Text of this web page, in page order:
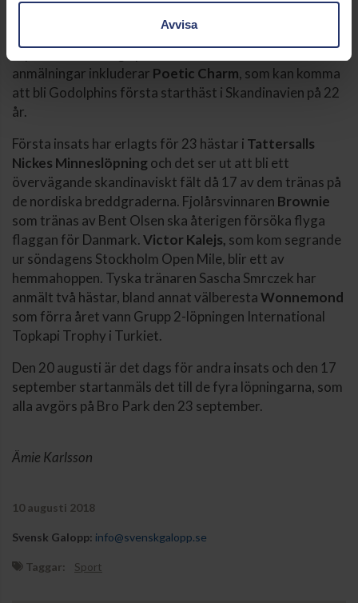
Avvisa
High As A Kite,som också kan komma att
representera Norge på Bro Park. Nio brittiska
anmälningar inkluderar Poetic Charm, som kan komma
att bli Godolphins första starthäst i Skandinavien på 22
år.
Första insats har erlagts för 23 hästar i Tattersalls
Nickes Minneslöpningoch det ser ut att bli ett
övervägande skandinaviskt fält då 17 av dem tränas på
de nordiska breddgraderna. Fjolårsvinnaren Brownie
som tränas av Bent Olsen ska återigen försöka flyga
flaggan för Danmark.Victor Kalejs, som kom segrande
ur söndagens Stockholm Open Mile, blir ett av
hemmahoppen. Tyska tränaren Sascha Smrczek har
anmält två hästar, bland annat välberestaWonnemond
som förra året vann Grupp 2-löpningen International
Topkapi Trophy i Turkiet.
Den 20 augusti är det dags för andra insats och den 17
september startanmäls det till de fyra löpningarna, som
alla avgörs på Bro Park den 23 september.
Ämie Karlsson
10 augusti 2018
Svensk Galopp: info@svenskgalopp.se
Taggar: Sport